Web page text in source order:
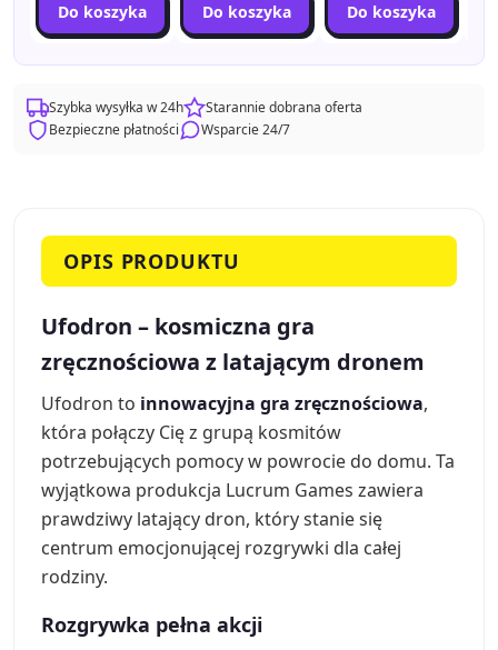
Do koszyka Do koszyka Do koszyka
Szybka wysyłka w 24h
Starannie dobrana oferta
Bezpieczne płatności
Wsparcie 24/7
OPIS PRODUKTU
Ufodron – kosmiczna gra
zręcznościowa z latającym dronem
Ufodron to innowacyjna gra zręcznościowa,
która połączy Cię z grupą kosmitów
potrzebujących pomocy w powrocie do domu. Ta
wyjątkowa produkcja Lucrum Games zawiera
prawdziwy latający dron, który stanie się
centrum emocjonującej rozgrywki dla całej
rodziny.
Rozgrywka pełna akcji